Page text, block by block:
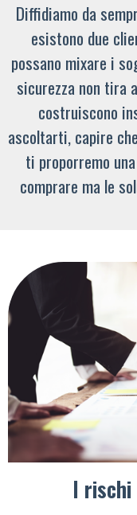
Diffidiamo da
esistono due
possano mixare i
sicurezza non tira
costruiscono
ascoltarti, capire
ti proporremo
comprare ma le
I rischi